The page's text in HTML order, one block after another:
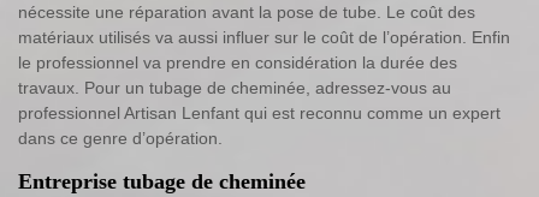
nécessite une réparation avant la pose de tube. Le coût des
matériaux utilisés va aussi influer sur le coût de l’opération. Enfin
le professionnel va prendre en considération la durée des
travaux. Pour un tubage de cheminée, adressez-vous au
professionnel Artisan Lenfant qui est reconnu comme un expert
dans ce genre d’opération.
Entreprise tubage de cheminée